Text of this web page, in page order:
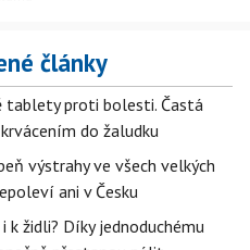
články
tablety proti bolesti. Častá
do žaludku
výstrahy ve všech velkých
ani v Česku
židli? Díky jednoduchému